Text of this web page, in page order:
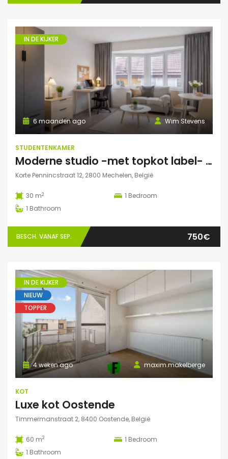
IN DE KIJKER
Wim Stevens
6 maanden ago
STUDENTENKAMER
Moderne studio -met topkot label- te huur gelegen in hartje Mechelen
Korte Pennincstraat 12, 2800 Mechelen, België
30 m2 1 Bedroom
1 Bathroom
BESCH. VANAF SEP. 750€
IN DE KIJKER
NIEUW
TOPPER
maxim.makelberge
4 weken ago
KOT
Luxe kot Oostende
Timmermanstraat 2, 8400 Oostende, België
60 m2 1 Bedroom
1 Bathroom